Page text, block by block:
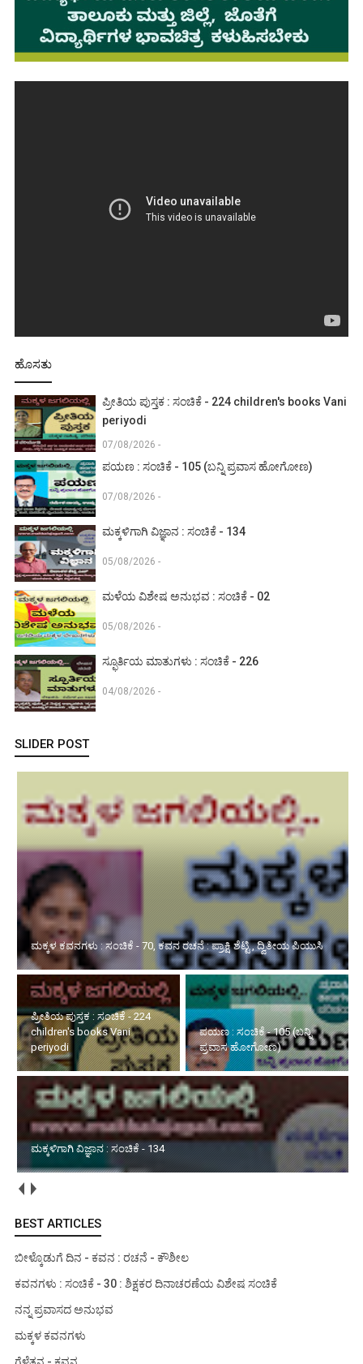
ಹೊಸತು
ಪ್ರೀತಿಯ ಪುಸ್ತಕ : ಸಂಚಿಕೆ - 224 children's books Vani
periyodi
07/08/2026 -
ಪಯಣ : ಸಂಚಿಕೆ - 105 (ಬನ್ನಿ ಪ್ರವಾಸ ಹೋಗೋಣ)
07/08/2026 -
ಮಕ್ಕಳಿಗಾಗಿ ವಿಜ್ಞಾನ : ಸಂಚಿಕೆ - 134
05/08/2026 -
ಮಳೆಯ ವಿಶೇಷ ಅನುಭವ : ಸಂಚಿಕೆ - 02
05/08/2026 -
ಸ್ಫೂರ್ತಿಯ ಮಾತುಗಳು : ಸಂಚಿಕೆ - 226
04/08/2026 -
SLIDER POST
ಪ್ರೀತಿಯ ಪುಸ್ತಕ : ಸಂಚಿಕೆ - 224 children's books Vani periyodi
ಪಯಣ : ಸಂಚಿಕೆ - 105 (ಬನ್ನಿ
ಪ್ರವಾಸ ಹೋಗೋಣ)
ಮಕ್ಕಳಿಗಾಗಿ ವಿಜ್ಞಾನ : ಸಂಚಿಕೆ -
134
ಮಳೆಯ ವಿಶೇಷ ಅನುಭವ : ಸಂಚಿಕೆ - 02
BEST ARTICLES
ಬೀಳ್ಕೊಡುಗೆ ದಿನ - ಕವನ : ರಚನೆ - ಕೌಶೀಲ
ಕವನಗಳು : ಸಂಚಿಕೆ - 30 : ಶಿಕ್ಷಕರ ದಿನಾಚರಣೆಯ ವಿಶೇಷ ಸಂಚಿಕೆ
ನನ್ನ ಪ್ರವಾಸದ ಅನುಭವ
ಮಕ್ಕಳ ಕವನಗಳು
ಗೆಳೆತನ - ಕವನ